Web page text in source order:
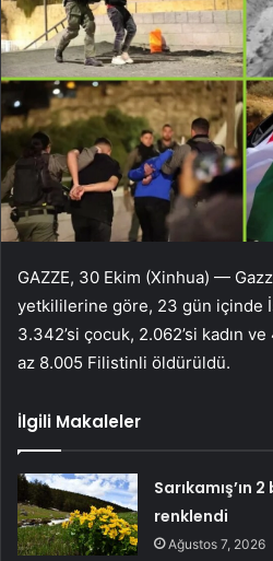
GAZZE, 30 Ekim (Xinhua) —
yetkililerine göre, 23 gün içinde
3.342’si çocuk, 2.062’si kadın
az 8.005 Filistinli öldürüldü.
İlgili Makaleler
Sarıkamış’ın
renklendi
Ağustos 7, 2026